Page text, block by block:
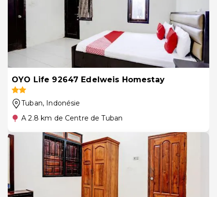
OYO Life 92647 Edelweis Homestay
Tuban, Indonésie
A 2.8 km de Centre de Tuban